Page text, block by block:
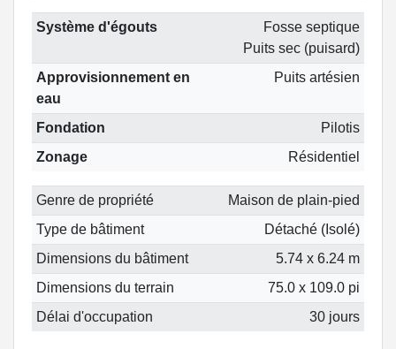
Système d'égouts
Fosse septique
Puits sec (puisard)
Approvisionnement en
eau
Puits artésien
Fondation
Pilotis
Zonage
Résidentiel
Genre de propriété
Maison de plain-pied
Type de bâtiment
Détaché (Isolé)
Dimensions du bâtiment
5.74 x 6.24 m
Dimensions du terrain
75.0 x 109.0 pi
Délai d'occupation
30 jours